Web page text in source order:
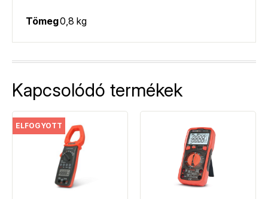
Tömeg0,8 kg
Kapcsolódó termékek
ELFOGYOTT